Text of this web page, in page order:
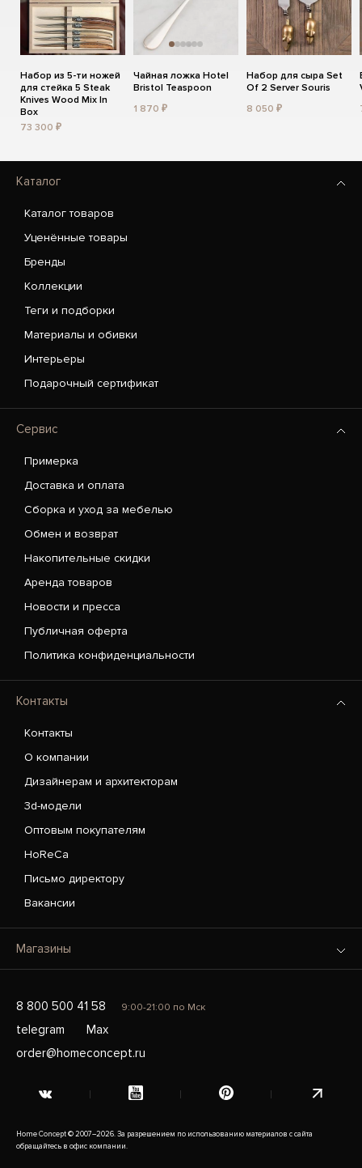
Набор из 5-ти ножей
для стейка 5 Steak
Knives Wood Mix In
Box
73 300 ₽
Чайная ложка Hotel
Bristol Teaspoon
1 870 ₽
Набор для сыра Set
Of 2 Server Souris
8 050 ₽
Каталог
Каталог товаров
Уценённые товары
Бренды
Коллекции
Теги и подборки
Материалы и обивки
Интерьеры
Подарочный сертификат
Сервис
Примерка
Доставка и оплата
Сборка и уход за мебелью
Обмен и возврат
Накопительные скидки
Аренда товаров
Новости и пресса
Публичная оферта
Политика конфиденциальности
Контакты
Контакты
О компании
Дизайнерам и архитекторам
3d-модели
Оптовым покупателям
HoReCa
Письмо директору
Вакансии
Магазины
8 800 500 41 58 9:00-21:00 по Мск
telegram
Max
order@homeconcept.ru
Home Concept © 2007–2026. За разрешением по использованию материалов с сайта
обращайтесь в офис компании.